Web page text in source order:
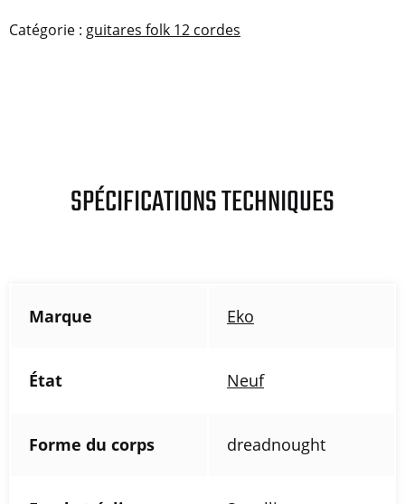
VR12
Catégorie : guitares folk 12 cordes
SPÉCIFICATIONS TECHNIQUES
Marque Eko
État Neuf
Forme du corps dreadnought